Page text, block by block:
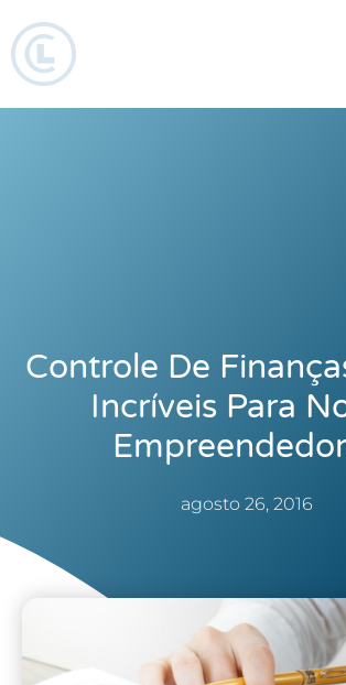
Controle De
Incríveis Para
agosto 26, 2016